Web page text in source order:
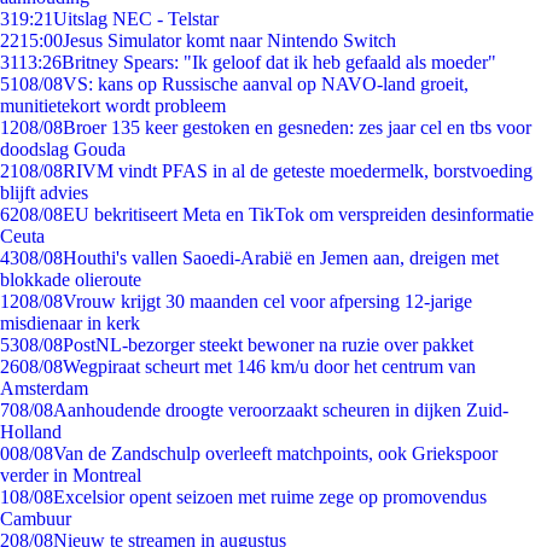
319:21Uitslag NEC - Telstar
2215:00Jesus Simulator komt naar Nintendo Switch
3113:26Britney Spears: "Ik geloof dat ik heb gefaald als moeder"
5108/08VS: kans op Russische aanval op NAVO-land groeit,
munitietekort wordt probleem
1208/08Broer 135 keer gestoken en gesneden: zes jaar cel en tbs voor
doodslag Gouda
2108/08RIVM vindt PFAS in al de geteste moedermelk, borstvoeding
blijft advies
6208/08EU bekritiseert Meta en TikTok om verspreiden desinformatie
Ceuta
4308/08Houthi's vallen Saoedi-Arabië en Jemen aan, dreigen met
blokkade olieroute
1208/08Vrouw krijgt 30 maanden cel voor afpersing 12-jarige
misdienaar in kerk
5308/08PostNL-bezorger steekt bewoner na ruzie over pakket
2608/08Wegpiraat scheurt met 146 km/u door het centrum van
Amsterdam
708/08Aanhoudende droogte veroorzaakt scheuren in dijken Zuid-
Holland
008/08Van de Zandschulp overleeft matchpoints, ook Griekspoor
verder in Montreal
108/08Excelsior opent seizoen met ruime zege op promovendus
Cambuur
208/08Nieuw te streamen in augustus